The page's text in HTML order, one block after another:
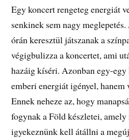
Egy koncert rengeteg energiát
senkinek sem nagy
órán keresztül játszanak a
végigbulizza a koncertet, ami
hazáig kíséri. Azonban egy-egy
emberi energiát igényel,
Ennek neheze az, hogy
fogynak a Föld készletei,
igyekeznünk kell átállni a